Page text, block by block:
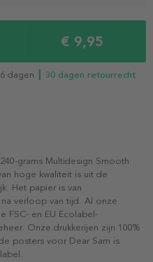
€ 9,95
dagen ┃ 30 dagen retourrecht
grams Multidesign Smooth
hoge kwaliteit is uit de
Het papier is van
verloop van tijd. Al onze
FSC- en EU Ecolabel-
Onze drukkerijen zijn 100%
posters voor Dear Sam is